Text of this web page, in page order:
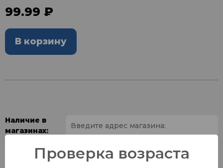
99.99 ₽
В корзину
Наличие в
магазинах:
Ваш город:Проверка возраста